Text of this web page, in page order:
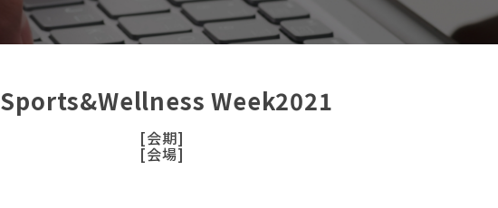
Sports&Wellness Week2021
[会期]
[会場]